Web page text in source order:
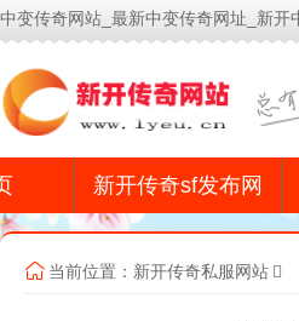
中变传奇网站_最新中变传奇网址_新
新开传奇sf发布网
当前位置： 新开传奇私服网站